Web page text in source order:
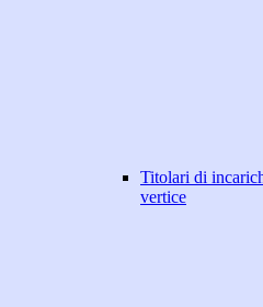
Titolari di
vertice